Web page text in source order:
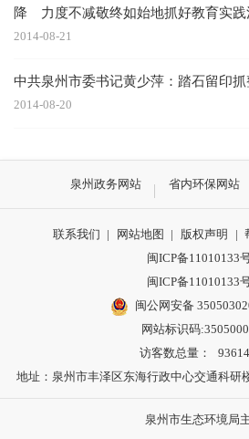
降 力度不减敬终如始地抓好教育实践
2014-08-21
中共泉州市委书记黄少萍：踏石留印
2014-08-20
泉州政务网站 省内环保网站
联系我们 | 网站地图 | 版权声明 |
闽ICP备11010133
闽ICP备11010133
闽公网安备
网站标识码
访客数总量：
地址：泉州市丰泽区东海行政中心交通科研
泉州市生态环境局